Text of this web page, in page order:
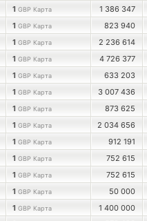
1 GBP Карта 1 386 347
1 GBP Карта 823 940
1 GBP Карта 2 236 614
1 GBP Карта 4 726 377
1 GBP Карта 633 203
1 GBP Карта 3 007 436
1 GBP Карта 873 625
1 GBP Карта 2 034 656
1 GBP Карта 912 191
1 GBP Карта 752 615
1 GBP Карта 752 615
1 GBP Карта 50 000
1 GBP Карта 1 400 000